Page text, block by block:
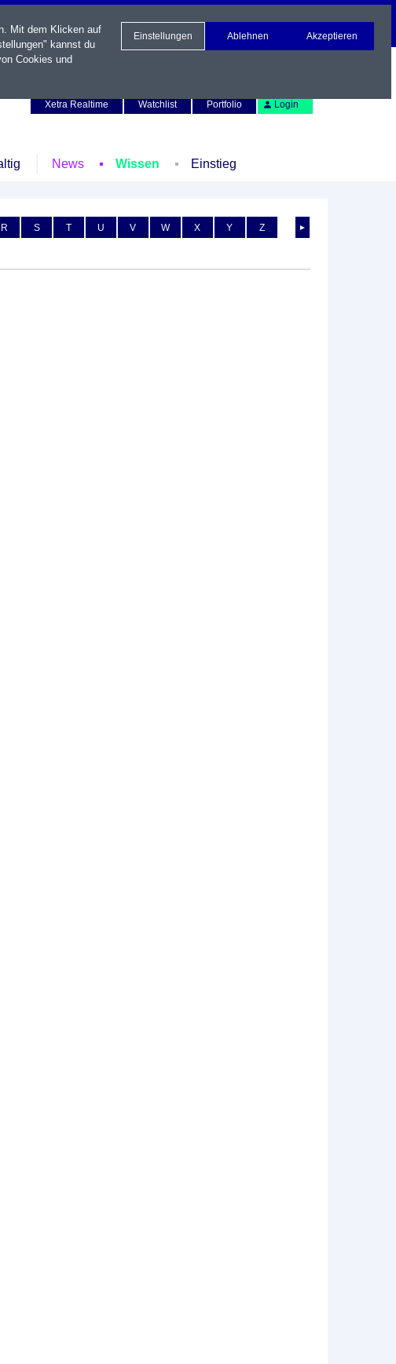
Xetra Realtime
Watchlist Portfolio Login
News Wissen Einstieg
►
R S T U V W X Y Z
Mit dem Klicken auf
kannst du
Cookies und
Einstellungen Ablehnen Akzeptieren